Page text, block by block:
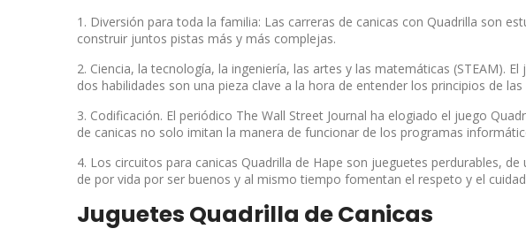
1. Diversión para toda la familia: Las carreras de canicas con Quadrilla son
construir juntos pistas más y más complejas.
2. Ciencia, la tecnología, la ingeniería, las artes y las matemáticas (STEAM).
dos habilidades son una pieza clave a la hora de entender los principios de las
3. Codificación. El periódico The Wall Street Journal ha elogiado el juego
de canicas no solo imitan la manera de funcionar de los programas
4. Los circuitos para canicas Quadrilla de Hape son jueguetes perdurables,
de por vida por ser buenos y al mismo tiempo fomentan el respeto y el
Juguetes Quadrilla de Canicas